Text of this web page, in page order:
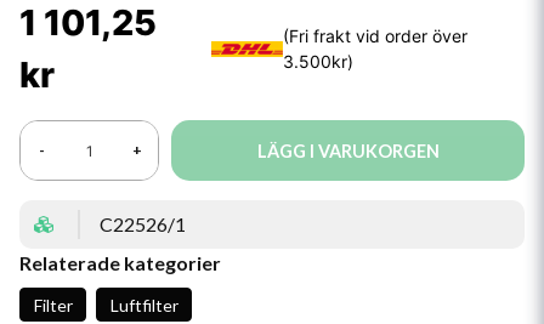
1 101,25
kr
- + LÄGG I VARUKORGEN
C22526/1
Relaterade kategorier
Filter Luftfilter